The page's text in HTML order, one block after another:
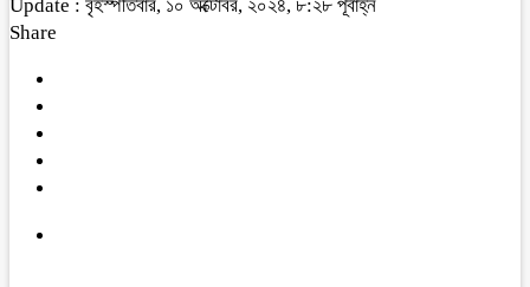
Update : বৃহস্পতিবার, ১০ অক্টোবর, ২০২৪, ৮:২৮ পূর্বাহ্ন
Share